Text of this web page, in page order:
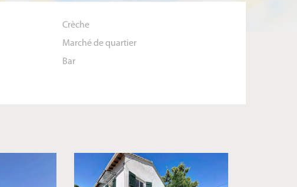
Crèche
Marché de quartier
Bar